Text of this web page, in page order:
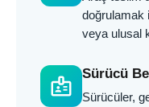
doğrulamak
veya ulusal
badge
Sürücü
Sürücüler,